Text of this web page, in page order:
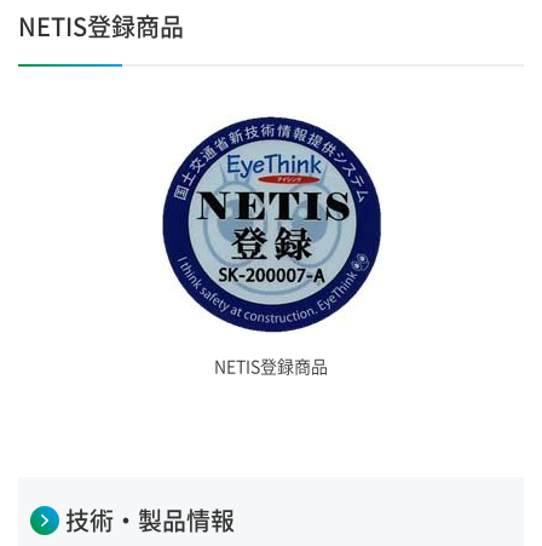
NETIS登録商品
NETIS登録商品
技術・製品情報